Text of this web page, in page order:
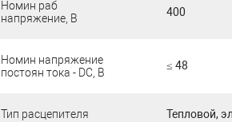
Номин раб
напряжение, В
400
Номин напряжение
постоян тока - DC, В
≤ 48
Тип расцепителя Тепловой,